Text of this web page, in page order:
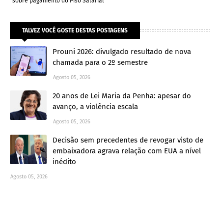
TALVEZ VOCÊ GOSTE DESTAS POSTAGENS
Prouni 2026: divulgado resultado de nova
chamada para o 2º semestre
Agosto 05, 2026
20 anos de Lei Maria da Penha: apesar do
avanço, a violência escala
Agosto 05, 2026
Decisão sem precedentes de revogar visto de
embaixadora agrava relação com EUA a nível
inédito
Agosto 05, 2026